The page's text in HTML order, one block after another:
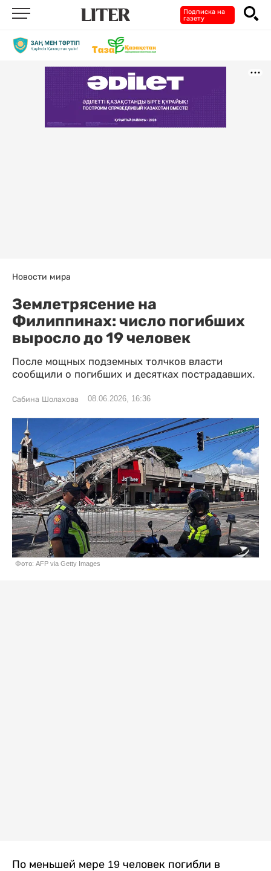
Подписка на
газету
Новости мира
Землетрясение на
Филиппинах: число погибших
выросло до 19 человек
После мощных подземных толчков власти
сообщили о погибших и десятках пострадавших.
Сабина Шолахова 08.06.2026, 16:36
Фото: AFP via Getty Images
По меньшей мере 19 человек погибли в